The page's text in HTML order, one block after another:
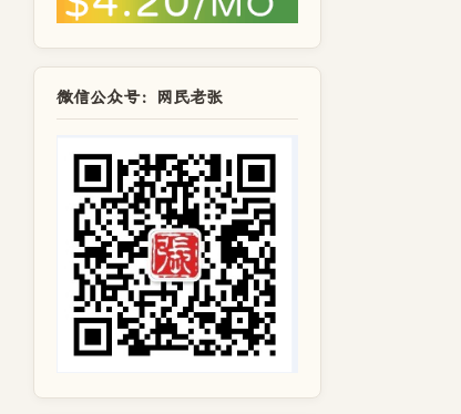
微信公众号：网民老张